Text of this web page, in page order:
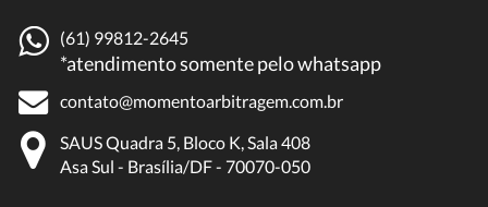
(61) 99812-2645
*atendimento somente pelo whatsapp
contato@momentoarbitragem.com.br
SAUS Quadra 5, Bloco K, Sala 408
Asa Sul - Brasília/DF - 70070-050